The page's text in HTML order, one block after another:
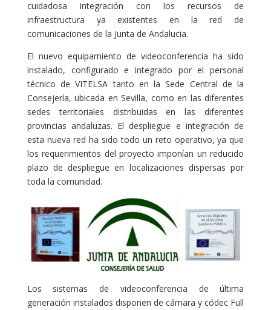
cuidadosa integración con los recursos de
infraestructura ya existentes en la red de
comunicaciones de la Junta de Andalucia.
El nuevo equipamiento de videoconferencia ha sido
instalado, configurado e integrado por el personal
técnico de VITELSA tanto en la Sede Central de la
Consejería, ubicada en Sevilla, como en las diferentes
sedes territoriales distribuidas en las diferentes
provincias andaluzas. El despliegue e integración de
esta nueva red ha sido todo un reto operativo, ya que
los requerimientos del proyecto imponían un reducido
plazo de despliegue en localizaciones dispersas por
toda la comunidad.
Los sistemas de videoconferencia de última
generación instalados disponen de cámara y códec Full